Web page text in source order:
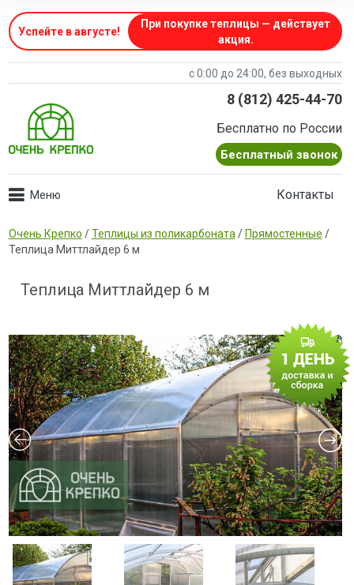
Успейте в августе!
При покупке теплицы — действует
акция.
с 0:00 до 24:00, без выходных
8 (812) 425-44-70
Бесплатно по России
Бесплатный звонок
Контакты
Очень Крепко /Теплицы из поликарбоната / Прямостенные /
Теплица Миттлайдер 6 м
Теплица Миттлайдер 6 м